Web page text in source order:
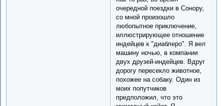
очередной поездки в Сонору,
со мной произошло
любопытное приключение,
иллюстрирующее отношение
индейцев к "диаблеро". Я вел
машину ночью, в компании
двух друзей-индейцев. Вдруг
дорогу пересекло животное,
похожее на собаку. Один из
моих попутчиков
предположил, что это